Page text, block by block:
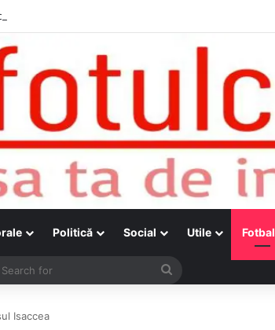
cetățenii care vor lua parte la Festivalul Folk Țestos
Politică Social Utile Fotbal
Search
Isaccea